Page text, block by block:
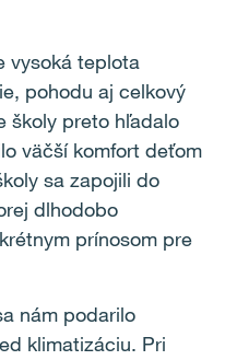
vysoká teplota
pohodu aj celkový
školy preto hľadalo
väčší komfort deťom
sa zapojili do
dlhodobo
prínosom pre
nám podarilo
klimatizáciu. Pri